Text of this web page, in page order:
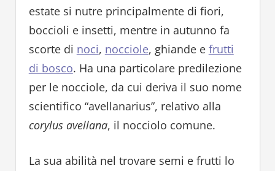
estate si nutre principalmente di fiori,
boccioli e insetti, mentre in autunno fa
scorte di noci, nocciole, ghiande e frutti
di bosco. Ha una particolare predilezione
per le nocciole, da cui deriva il suo nome
scientifico “avellanarius”, relativo alla
corylus avellana, il nocciolo comune.
La sua abilità nel trovare semi e frutti lo